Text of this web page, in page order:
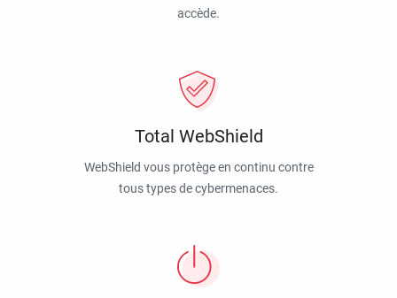
accède.
Total WebShield
WebShield vous protège en continu contre
tous types de cybermenaces.